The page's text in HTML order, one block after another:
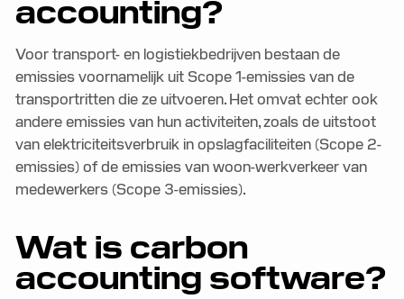
accounting?
Voor transport- en logistiekbedrijven bestaan de
emissies voornamelijk uit Scope 1-emissies van de
transportritten die ze uitvoeren. Het omvat echter ook
andere emissies van hun activiteiten, zoals de uitstoot
van elektriciteitsverbruik in opslagfaciliteiten (Scope 2-
emissies) of de emissies van woon-werkverkeer van
medewerkers (Scope 3-emissies).
Wat is carbon
accounting software?